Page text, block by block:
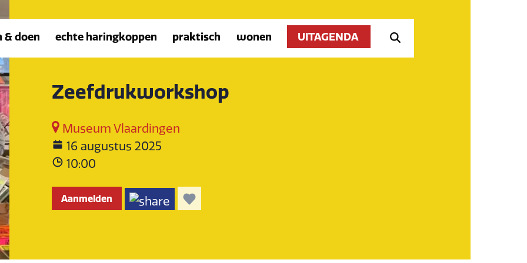
& doen echte haringkoppen praktisch wonen UITAGENDA
Zeefdrukworkshop
Museum Vlaardingen
16 augustus 2025
10:00
Aanmelden